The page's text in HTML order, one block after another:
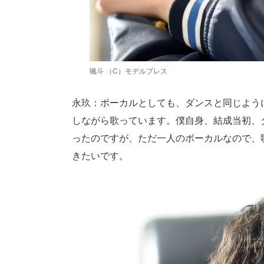
颯斗 （C）モデルプレス
永玖：ボーカルとしても、ダンスと同じよ
しながら歌っています。僕自身、結成当初
ったのですが、ただ一人のボーカルなので
きたいです。